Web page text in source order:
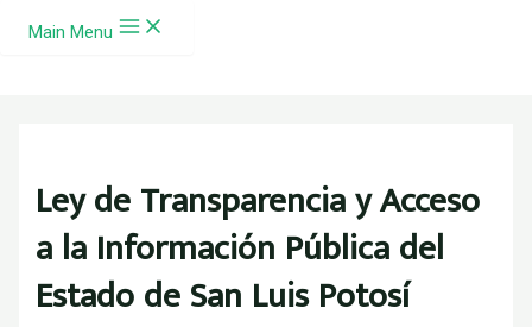
Ir al contenido
Main Menu
Ley de Transparencia y Acceso
a la Información Pública del
Estado de San Luis Potosí